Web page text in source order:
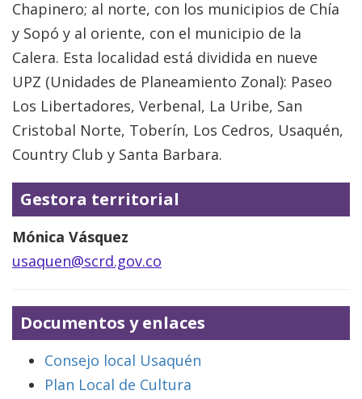
Chapinero; al norte, con los municipios de Chía
y Sopó y al oriente, con el municipio de la
Calera. Esta localidad está dividida en nueve
UPZ (Unidades de Planeamiento Zonal): Paseo
Los Libertadores, Verbenal, La Uribe, San
Cristobal Norte, Toberín, Los Cedros, Usaquén,
Country Club y Santa Barbara.
Gestora territorial
Mónica Vásquez
usaquen@scrd.gov.co
Documentos y enlaces
Consejo local Usaquén
Plan Local de Cultura